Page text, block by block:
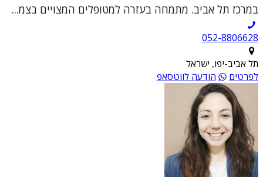
במרכז תל אביב. מתמחה בעזרה למטופלים המצויים בצמ...
052-8806628
תל אביב-יפו, ישראל
לפרטים
הודעה לווטסאפ